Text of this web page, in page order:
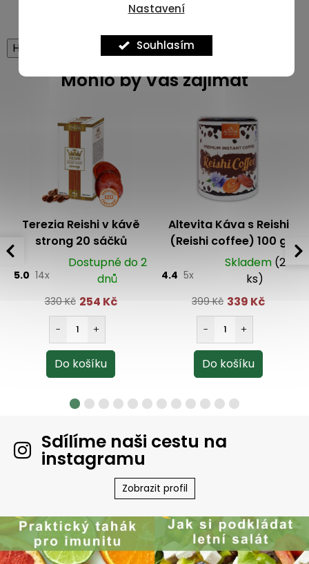
Nastavení
Souhlasím
High-contrast mode
Mohlo by Vás zajímat
Terezia Reishi v kávě
strong 20 sáčků
5.0 14x
Dostupné do 2
dnů
330 Kč 254 Kč
Altevita Káva s Reishi
(Reishi coffee) 100 g
4.4 5x
Skladem (2
ks)
399 Kč 339 Kč
Sdílíme naši cestu na
instagramu
Zobrazit profil